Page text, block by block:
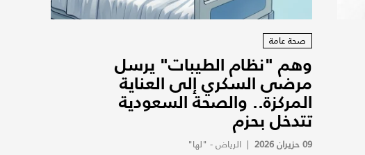
صحة عامة
وهم "نظام الطيبات" يرسل
مرضى السكري إلى العناية
المركزة.. والصحة السعودية
تتدخل بحزم
09 حزيران 2026 |الرياض - "لها"